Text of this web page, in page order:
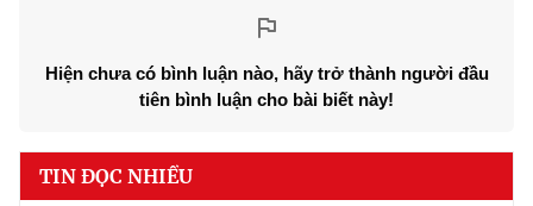
Hiện chưa có bình luận nào, hãy trở thành người đầu
tiên bình luận cho bài biết này!
TIN ĐỌC NHIỀU